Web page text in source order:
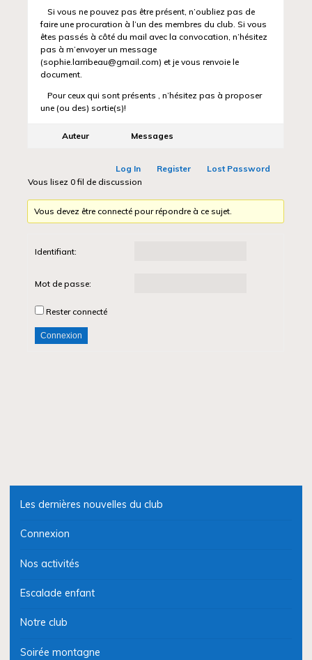
Si vous ne pouvez pas être présent, n’oubliez pas de
faire une procuration à l’un des membres du club. Si vous
êtes passés à côté du mail avec la convocation, n’hésitez
pas à m’envoyer un message
(sophie.larribeau@gmail.com) et je vous renvoie le
document.
Pour ceux qui sont présents , n’hésitez pas à proposer
une (ou des) sortie(s)!
Auteur Messages
Log In Register
Lost Password
Vous lisez 0 fil de discussion
Vous devez être connecté pour répondre à ce sujet.
Identifiant:
Mot de passe:
Rester connecté
Connexion
Les dernières nouvelles du club
Connexion
Nos activités
Escalade enfant
Notre club
Soirée montagne